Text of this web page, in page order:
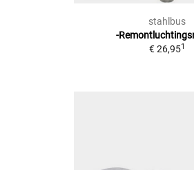
stahlbus
-
€ 26,951